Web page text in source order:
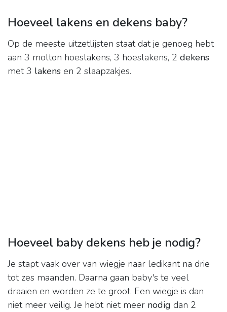
Hoeveel lakens en dekens baby?
Op de meeste uitzetlijsten staat dat je genoeg hebt
aan 3 molton hoeslakens, 3 hoeslakens, 2 dekens
met 3 lakens en 2 slaapzakjes.
Hoeveel baby dekens heb je nodig?
Je stapt vaak over van wiegje naar ledikant na drie
tot zes maanden. Daarna gaan baby's te veel
draaien en worden ze te groot. Een wiegje is dan
niet meer veilig. Je hebt niet meer nodig dan 2